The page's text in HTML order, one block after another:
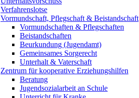
Verfahrenslotse
Vormundschaft, Pflegschaft & Beistandschaft
Vormundschaften & Pflegschaften
Beistandschaften
Beurkundung (Jugendamt)
Gemeinsames Sorgerecht
Unterhalt & Vaterschaft
Zentrum für kooperative Erziehungshilfen
Beratung
Jugendsozialarbeit an Schule